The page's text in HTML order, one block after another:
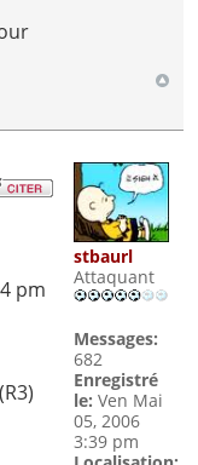
pm
(R3)
stbaurl
Attaquant
Messages:
682
Enregistré
le: Ven Mai
05, 2006
3:39 pm